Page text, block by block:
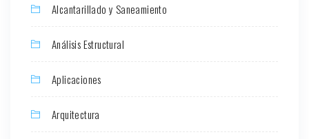
Alcantarillado y Saneamiento
Análisis Estructural
Aplicaciones
Arquitectura